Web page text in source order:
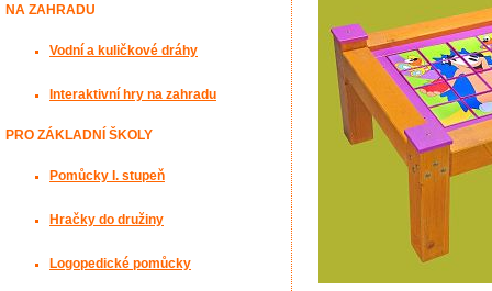
NA ZAHRADU
Vodní a kuličkové dráhy
Interaktivní hry na zahradu
PRO ZÁKLADNÍ ŠKOLY
Pomůcky I. stupeň
Hračky do družiny
Logopedické pomůcky